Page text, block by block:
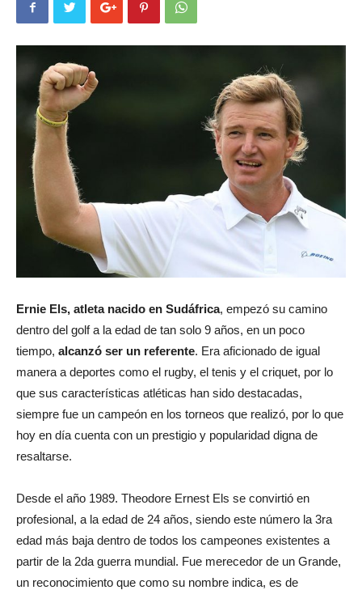
Ernie Els, atleta nacido en Sudáfrica, empezó su camino
dentro del golf a la edad de tan solo 9 años, en un poco
tiempo, alcanzó ser un referente. Era aficionado de igual
manera a deportes como el rugby, el tenis y el criquet, por lo
que sus características atléticas han sido destacadas,
siempre fue un campeón en los torneos que realizó, por lo que
hoy en día cuenta con un prestigio y popularidad digna de
resaltarse.
Desde el año 1989. Theodore Ernest Els se convirtió en
profesional, a la edad de 24 años, siendo este número la 3ra
edad más baja dentro de todos los campeones existentes a
partir de la 2da guerra mundial. Fue merecedor de un Grande,
un reconocimiento que como su nombre indica, es de